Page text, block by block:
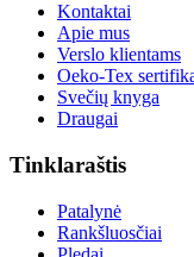
Kontaktai
Apie mus
Verslo klientams
Oeko-Tex
Svečių knyga
Draugai
Tinklaraštis
Patalynė
Rankšluosčiai